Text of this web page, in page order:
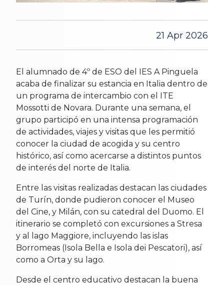
21 Apr 2026
El alumnado de 4º de ESO del IES A Pinguela
acaba de finalizar su estancia en Italia dentro de
un programa de intercambio con el ITE
Mossotti de Novara. Durante una semana, el
grupo participó en una intensa programación
de actividades, viajes y visitas que les permitió
conocer la ciudad de acogida y su centro
histórico, así como acercarse a distintos puntos
de interés del norte de Italia.
Entre las visitas realizadas destacan las ciudades
de Turín, donde pudieron conocer el Museo
del Cine, y Milán, con su catedral del Duomo. El
itinerario se completó con excursiones a Stresa
y al lago Maggiore, incluyendo las islas
Borromeas (Isola Bella e Isola dei Pescatori), así
como a Orta y su lago.
Desde el centro educativo destacan la buena